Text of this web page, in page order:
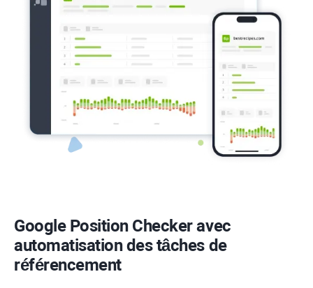
Google Position Checker avec
automatisation des tâches de
référencement